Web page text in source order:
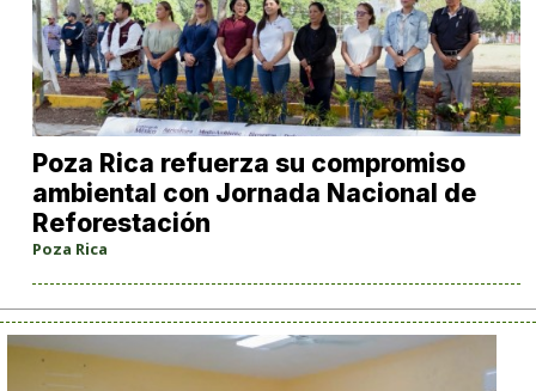
Poza Rica refuerza su compromiso
ambiental con Jornada Nacional de
Reforestación
Poza Rica